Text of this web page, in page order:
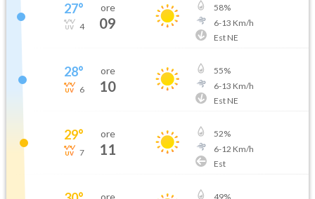
27°
4
ore
09
58%
6-13 Km/h
Est NE
28°
6
ore
10
55%
6-13 Km/h
Est NE
29°
7
ore
11
52%
6-12 Km/h
Est
ore 49%